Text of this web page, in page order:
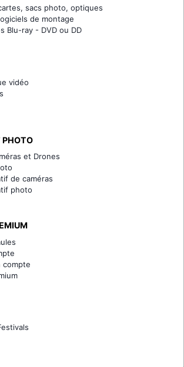
sacs photo, optiques
de montage
Blu-ray - DVD ou DD
vidéo
PHOTO
et Drones
de caméras
photo
compte